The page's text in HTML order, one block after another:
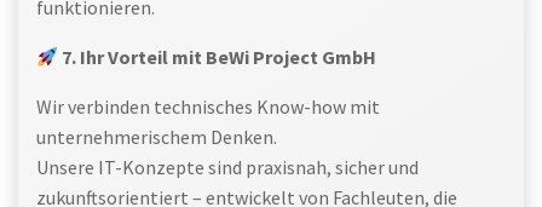
funktionieren.
7. Ihr Vorteil mit BeWi Project GmbH
Wir verbinden technisches Know-how mit
unternehmerischem Denken.
Unsere IT-Konzepte sind praxisnah, sicher und
zukunftsorientiert – entwickelt von Fachleuten, die